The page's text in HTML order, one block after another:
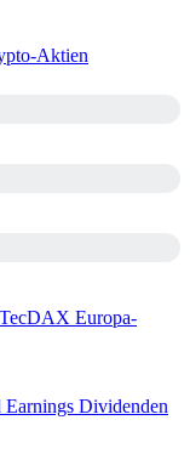
Aktien
TecDAX Europa-
Earnings Dividenden